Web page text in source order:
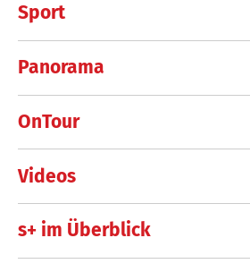
Sport
Panorama
OnTour
Videos
s+ im Überblick